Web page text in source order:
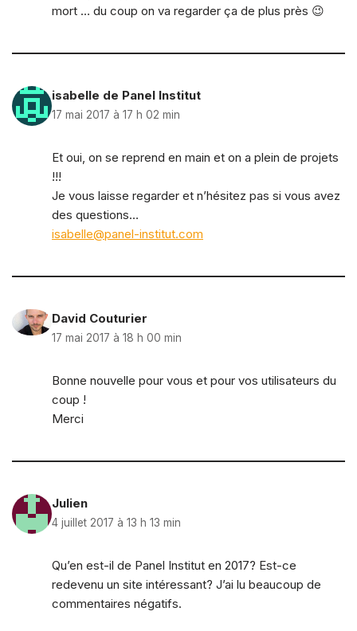
mort … du coup on va regarder ça de plus près 😉
isabelle de Panel Institut
17 mai 2017 à 17 h 02 min
Et oui, on se reprend en main et on a plein de projets
!!!
Je vous laisse regarder et n’hésitez pas si vous avez
des questions…
isabelle@panel-institut.com
David Couturier
17 mai 2017 à 18 h 00 min
Bonne nouvelle pour vous et pour vos utilisateurs du
coup !
Merci
Julien
4 juillet 2017 à 13 h 13 min
Qu’en est-il de Panel Institut en 2017? Est-ce
redevenu un site intéressant? J’ai lu beaucoup de
commentaires négatifs.